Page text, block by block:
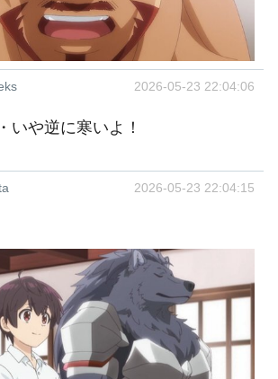
2026-05-23 22:04:06
いや逆に寒いよ！
2026-05-23 22:04:15